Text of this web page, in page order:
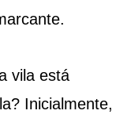
vila está
Inicialmente,